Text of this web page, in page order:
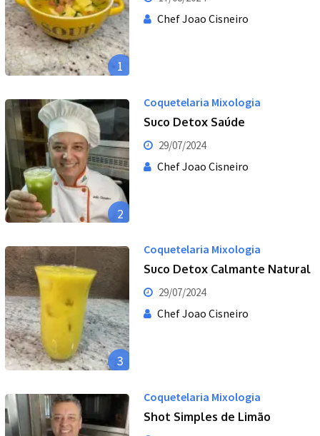
1
Chef Joao Cisneiro
2
Coquetelaria Mixologia
Suco Detox Saúde
29/07/2024
Chef Joao Cisneiro
3
Coquetelaria Mixologia
Suco Detox Calmante Natural
29/07/2024
Chef Joao Cisneiro
Coquetelaria Mixologia
Shot Simples de Limão